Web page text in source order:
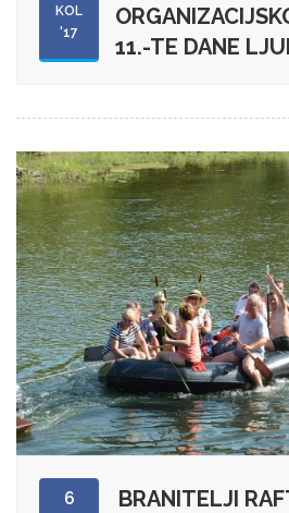
KOL
'17
11.-TE DANE
6
BRANITELJI